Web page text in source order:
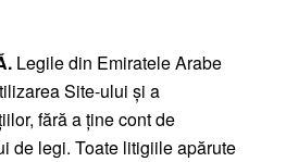
Legile din Emiratele Arabe
Site-ului și a
fără a ține cont de
de legi. Toate litigiile apărute